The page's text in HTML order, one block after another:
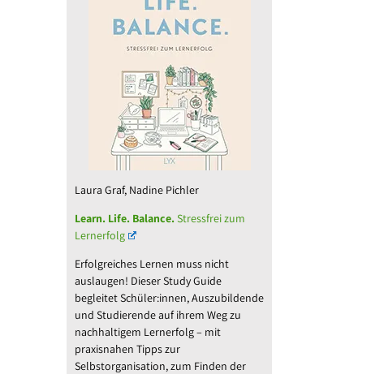
Laura Graf, Nadine Pichler
Learn. Life. Balance.Stressfrei zum
Lernerfolg
Erfolgreiches Lernen muss nicht
auslaugen! Dieser Study Guide
begleitet Schüler:innen, Auszubildende
und Studierende auf ihrem Weg zu
nachhaltigem Lernerfolg – mit
praxisnahen Tipps zur
Selbstorganisation, zum Finden der